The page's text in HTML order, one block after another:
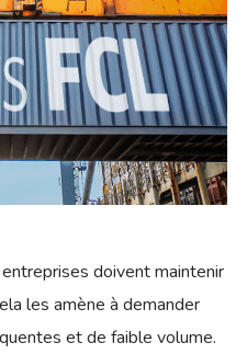
doivent maintenir
les amène à demander
et de faible volume.